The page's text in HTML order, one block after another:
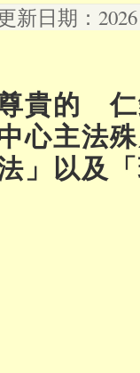
新日期：
貴的 仁
心主法
」以及